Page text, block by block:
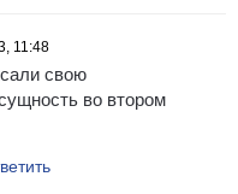
11:48
свою
во втором